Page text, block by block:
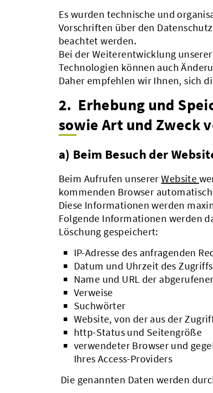
Es wurden technische und
Vorschriften über den
beachtet werden.
Bei der Weiterentwicklung
Technologien können auch
Daher empfehlen wir Ihnen, sich
2. Erhebung und
sowie Art und Zweck
a) Beim Besuch der
Beim Aufrufen unsererWebsite
kommenden Browser
Diese Informationen werden
Folgende Informationen werden
Löschung gespeichert:
IP-Adresse des anfragenden
Datum und Uhrzeit des Zugriffs
Name und URL der
Verweise
Suchwörter
Website, von der aus der
http-Status und Seitengröße
verwendeter Browser und
Ihres Access-Providers
Die genannten Daten werden